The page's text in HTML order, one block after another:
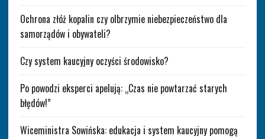
Ochrona złóż kopalin czy olbrzymie niebezpieczeństwo dla
samorządów i obywateli?
Czy system kaucyjny oczyści środowisko?
Po powodzi eksperci apelują: „Czas nie powtarzać starych
błędów!”
Wiceministra Sowińska: edukacja i system kaucyjny pomogą